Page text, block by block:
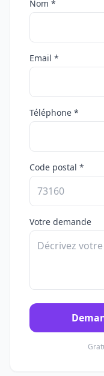
Nom *
Email *
Téléphone *
Code postal *
Votre demande